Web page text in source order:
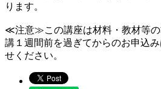
ります。
≪注意≫この講座は材料・教材等の
講１週間前を過ぎてからのお申込
せください。